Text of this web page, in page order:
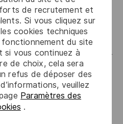
de recrutement et
Si vous cliquez sur
cookies techniques
du site
si vous continuez à
de choix, cela sera
refus de déposer des
veuillez
Paramètres des
.
en position de management
écrite.
capacité à fédérer, influencer
des équipes
capacité à structurer
le changement sont autant